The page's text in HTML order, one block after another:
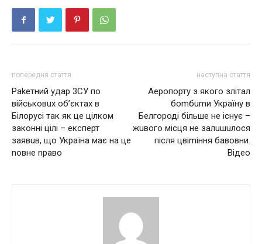
попередня стаття
Раkетний удaр 3СУ по
військовuх об’єктах в
Білорусі так як це цілком
законні цілі – експерт
заявuв, що Україна має на це
nовне nраво
наступна стаття
Аеропорту з якого злітал
боmбumи Україну в
Белгороді більше не існує –
жuвого місця не залuшuлося
після цвіmіння бавовни.
Відео